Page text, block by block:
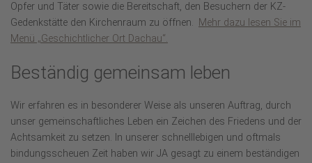
Opfer und Täter sowie die Bereitschaft, den Besuchern der KZ-
Gedenkstätte den Kirchenraum zu öffnen. Mehr dazu lesen Sie im
Menü „Geschichtlicher Ort Dachau“.
Beständig gemeinsam leben
Wir erfahren es in besonderer Weise als unseren Auftrag, durch
unser gemeinschaftliches Leben ein Zeichen des Friedens und der
Achtsamkeit zu setzen. In unserer schnelllebigen und oftmals
bindungsscheuen Zeit haben wir JA gesagt zu einem beständigen